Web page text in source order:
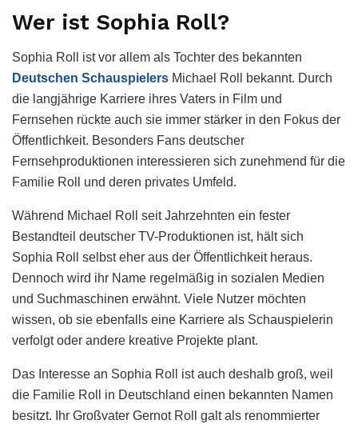
Wer ist Sophia Roll?
Sophia Roll ist vor allem als Tochter des bekannten
Deutschen Schauspielers Michael Roll bekannt. Durch
die langjährige Karriere ihres Vaters in Film und
Fernsehen rückte auch sie immer stärker in den Fokus der
Öffentlichkeit. Besonders Fans deutscher
Fernsehproduktionen interessieren sich zunehmend für die
Familie Roll und deren privates Umfeld.
Während Michael Roll seit Jahrzehnten ein fester
Bestandteil deutscher TV-Produktionen ist, hält sich
Sophia Roll selbst eher aus der Öffentlichkeit heraus.
Dennoch wird ihr Name regelmäßig in sozialen Medien
und Suchmaschinen erwähnt. Viele Nutzer möchten
wissen, ob sie ebenfalls eine Karriere als Schauspielerin
verfolgt oder andere kreative Projekte plant.
Das Interesse an Sophia Roll ist auch deshalb groß, weil
die Familie Roll in Deutschland einen bekannten Namen
besitzt. Ihr Großvater Gernot Roll galt als renommierter